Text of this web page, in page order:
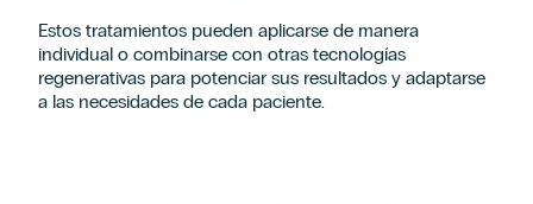
Estos tratamientos pueden aplicarse de manera
individual o combinarse con otras tecnologías
regenerativas para potenciar sus resultados y adaptarse
a las necesidades de cada paciente.